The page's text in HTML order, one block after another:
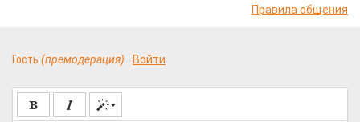
Правила общения
Гость (премодерация) Войти